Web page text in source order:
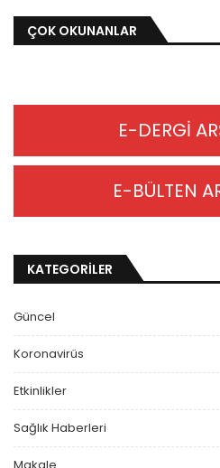
ÇOK OKUNANLAR
E-DERGİ
E-BÜLTEN
KATEGORİLER
Güncel
Koronavirüs
Etkinlikler
Sağlık Haberleri